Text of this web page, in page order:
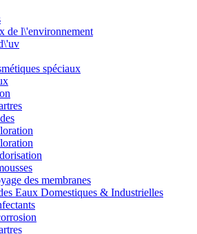
de l\'environnement
spéciaux
des membranes
Eaux Domestiques & Industrielles